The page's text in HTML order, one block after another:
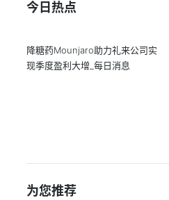
今日热点
降糖药Mounjaro助力礼来公司实
现季度盈利大增_每日消息
为您推荐